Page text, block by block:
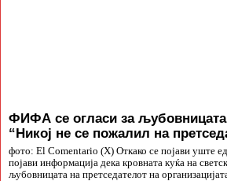
ФИФА се огласи за
“Никој не се пожалил на
фото: El Comentario (X) Откако се појави уште
појави информација дека кровната куќа на
љубовницата на претседателот на